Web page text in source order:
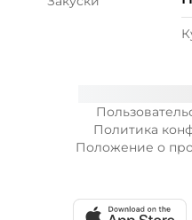
Политика
Положение о